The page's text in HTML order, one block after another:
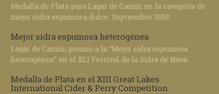
Medalla de Plata para Lagar de Camín en la categoría de
mejor sidra espumosa dulce. Septiembre 2018.
Mejor sidra espumosa heterogénea
Lagar de Camín, premio a la “Mejor sidra espumosa
heterogénea” en el XLI Festival de la Sidra de Nava.
Medalla de Plata en el XIII Great Lakes
International Cider & Perry Competition